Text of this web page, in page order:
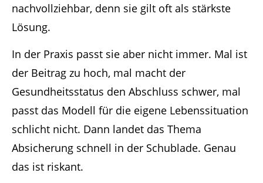
nachvollziehbar, denn sie gilt oft als stärkste
Lösung.
In der Praxis passt sie aber nicht immer. Mal ist
der Beitrag zu hoch, mal macht der
Gesundheitsstatus den Abschluss schwer, mal
passt das Modell für die eigene Lebenssituation
schlicht nicht. Dann landet das Thema
Absicherung schnell in der Schublade. Genau
das ist riskant.